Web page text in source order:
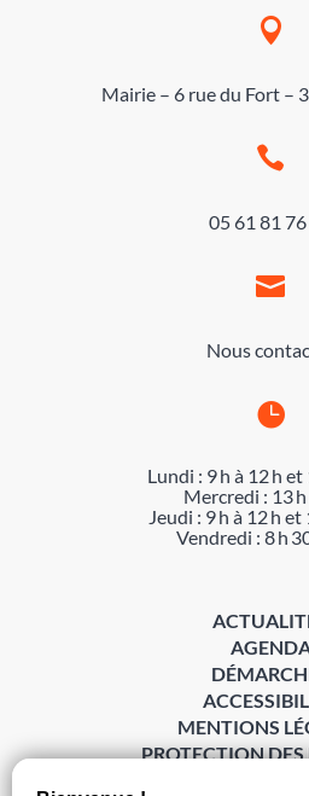

Mairie – 6 rue du Fort –

05 61 81

Nous

Lundi : 9 h à 12 h et
Mercredi : 13 h
Jeudi : 9 h à 12 h et
Vendredi : 8 h
MENTIONS
PROTECTION
POLITIQUE DE